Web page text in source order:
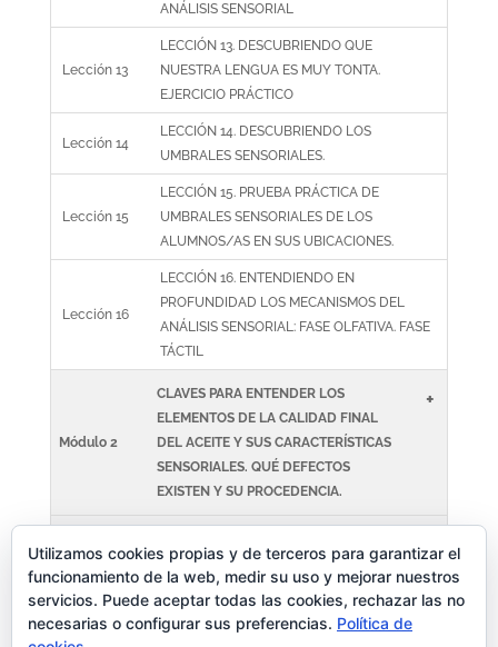
ANÁLISIS SENSORIAL
Lección 13
LECCIÓN 13. DESCUBRIENDO QUE
NUESTRA LENGUA ES MUY TONTA.
EJERCICIO PRÁCTICO
Lección 14
LECCIÓN 14. DESCUBRIENDO LOS
UMBRALES SENSORIALES.
Lección 15
LECCIÓN 15. PRUEBA PRÁCTICA DE
UMBRALES SENSORIALES DE LOS
ALUMNOS/AS EN SUS UBICACIONES.
Lección 16
LECCIÓN 16. ENTENDIENDO EN
PROFUNDIDAD LOS MECANISMOS DEL
ANÁLISIS SENSORIAL: FASE OLFATIVA. FASE
TÁCTIL
Módulo 2
CLAVES PARA ENTENDER LOS
ELEMENTOS DE LA CALIDAD FINAL
DEL ACEITE Y SUS CARACTERÍSTICAS
SENSORIALES. QUÉ DEFECTOS
EXISTEN Y SU PROCEDENCIA.
+
Módulo 3
MECANISMOS DEL ANÁLISIS
SENSORIAL
Módulo 4
Utilizamos cookies propias y de terceros para garantizar el
funcionamiento de la web, medir su uso y mejorar nuestros
servicios. Puede aceptar todas las cookies, rechazar las no
necesarias o configurar sus preferencias. Política de